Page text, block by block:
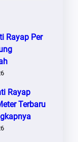
Rayap Per
Rayap
Terbaru